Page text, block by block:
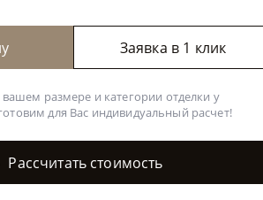
Заявка в 1 клик
размере и категории отделки у
для Вас индивидуальный расчет!
Рассчитать стоимость